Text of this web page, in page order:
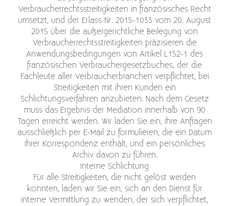
Verbraucherrechtsstreitigkeiten in französisches Recht
umsetzt, und der Erlass Nr. 2015-1033 vom 20. August
2015 über die außergerichtliche Beilegung von
Verbraucherrechtsstreitigkeiten präzisieren die
Anwendungsbedingungen von Artikel L152-1 des
französischen Verbrauchergesetzbuches, der die
Fachleute aller Verbraucherbranchen verpflichtet, bei
Streitigkeiten mit ihren Kunden ein
Schlichtungsverfahren anzubieten. Nach dem Gesetz
muss das Ergebnis der Mediation innerhalb von 90
Tagen erreicht werden. Wir laden Sie ein, Ihre Anfragen
ausschließlich per E-Mail zu formulieren, die ein Datum
Ihrer Korrespondenz enthält, und ein persönliches
Archiv davon zu führen.
Interne Schlichtung
Für alle Streitigkeiten, die nicht gelöst werden
konnten, laden wir Sie ein, sich an den Dienst für
interne Vermittlung zu wenden, der sich verpflichtet,